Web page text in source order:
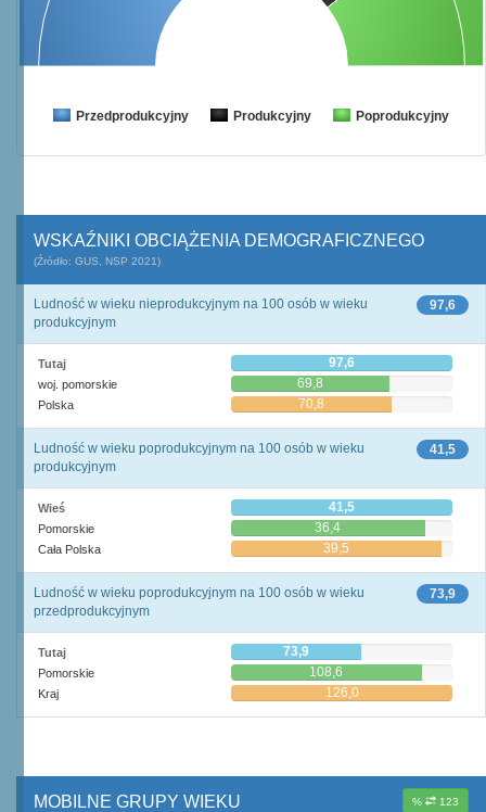
Przedprodukcyjny Produkcyjny Poprodukcyjny
WSKAŹNIKI OBCIĄŻENIA DEMOGRAFICZNEGO
(Źródło: GUS, NSP 2021)
97,6
Ludność w wieku nieprodukcyjnym na 100 osób w wieku
produkcyjnym
Tutaj 97,6
woj. pomorskie 69,8
Polska 70,8
41,5
Ludność w wieku poprodukcyjnym na 100 osób w wieku
produkcyjnym
Wieś 41,5
Pomorskie 36,4
Cała Polska 39,5
73,9
Ludność w wieku poprodukcyjnym na 100 osób w wieku
przedprodukcyjnym
Tutaj 73,9
Pomorskie 108,6
Kraj 126,0
% 123
MOBILNE GRUPY WIEKU